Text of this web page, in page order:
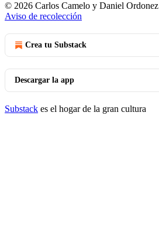
© 2026 Carlos Camelo y Daniel Ordonez
Aviso de recolección
Crea tu Substack
Descargar la app
Substack es el hogar de la gran cultura